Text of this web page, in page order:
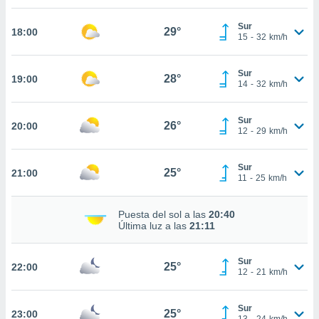
el sitio
o
aunque
web a
18:00 29°
Sur
15 - 32 km/h
19:00 28°
Sur
14 - 32 km/h
20:00 26°
Sur
12 - 29 km/h
21:00 25°
Sur
11 - 25 km/h
Puesta del sol a las 20:40
Última luz a las 21:11
22:00 25°
Sur
12 - 21 km/h
23:00 25°
Sur